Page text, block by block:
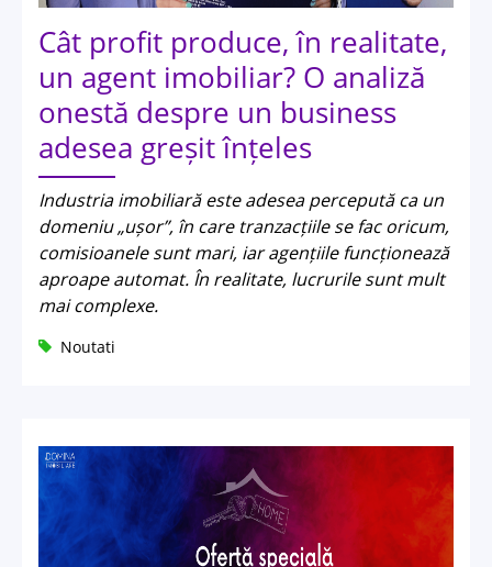
Cât profit produce, în realitate,
un agent imobiliar? O analiză
onestă despre un business
adesea greșit înțeles
Industria imobiliară este adesea percepută ca un
domeniu „ușor”, în care tranzacțiile se fac oricum,
comisioanele sunt mari, iar agențiile funcționează
aproape automat. În realitate, lucrurile sunt mult
mai complexe.
Noutati